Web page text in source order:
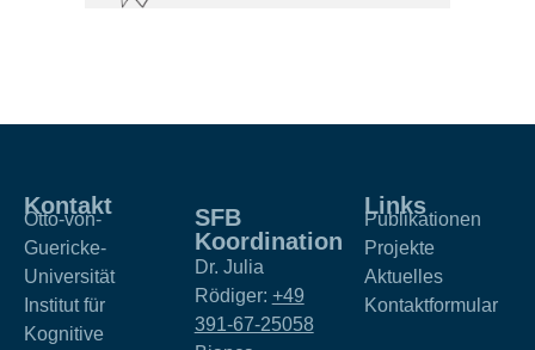
Kontakt
Otto-von-
Guericke-
Universität
Institut für
Kognitive
SFB
Koordination
Dr. Julia
Rödiger: +49
391-67-25058
Links
Publikationen
Projekte
Aktuelles
Kontaktformular